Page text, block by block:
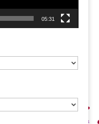
05:31